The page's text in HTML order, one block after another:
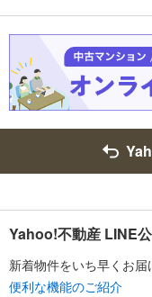
Yahoo!不動産 LINE
新着物件をいち早くお届
便利な機能のご紹介